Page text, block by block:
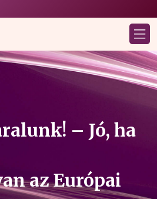
– Jó, ha
az Európai